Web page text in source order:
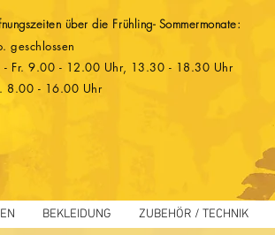
über die Frühling- Sommermonate:
geschlossen
- Fr. 9.00 - 12.00 Uhr, 13.30 - 18.30 Uhr
8.00 - 16.00 Uhr
BEKLEIDUNG ZUBEHÖR / TECHNIK